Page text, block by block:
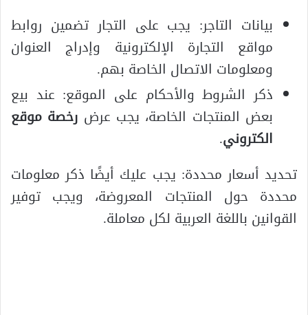
بيانات التاجر: يجب على التجار تضمين روابط
مواقع التجارة الإلكترونية وإدراج العنوان
ومعلومات الاتصال الخاصة بهم.
ذكر الشروط والأحكام على الموقع: عند بيع
بعض المنتجات الخاصة، يجب عرض رخصة موقع
الكتروني.
تحديد أسعار محددة: يجب عليك أيضًا ذكر معلومات
محددة حول المنتجات المعروضة، ويجب توفير
القوانين باللغة العربية لكل معاملة.